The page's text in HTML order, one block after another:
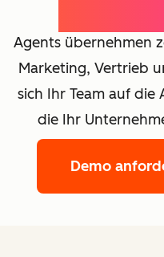
Agents übernehmen
Marketing, Vertrieb
sich Ihr Team auf
die Ihr
Demo